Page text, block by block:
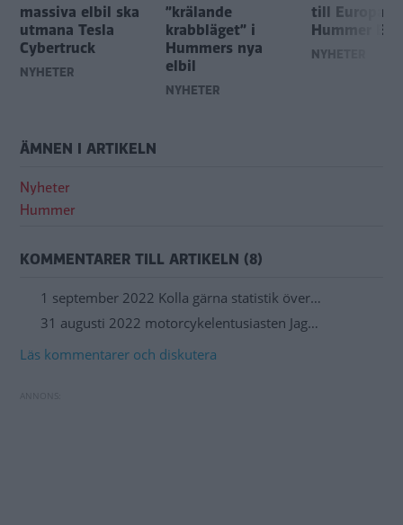
massiva elbil ska
utmana Tesla
Cybertruck
NYHETER
”krälande
krabbläget” i
Hummers nya
elbil
NYHETER
till Europa
Hummer EV
NYHETER
ÄMNEN I ARTIKELN
Nyheter
Hummer
KOMMENTARER TILL ARTIKELN (8)
1 september 2022 Kolla gärna statistik över…
31 augusti 2022 motorcykelentusiasten Jag…
Läs kommentarer och diskutera